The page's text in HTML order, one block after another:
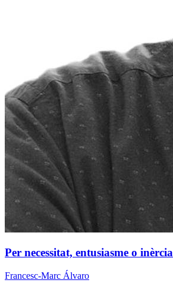
Per necessitat, entusiasme o inèrcia
Francesc-Marc Álvaro